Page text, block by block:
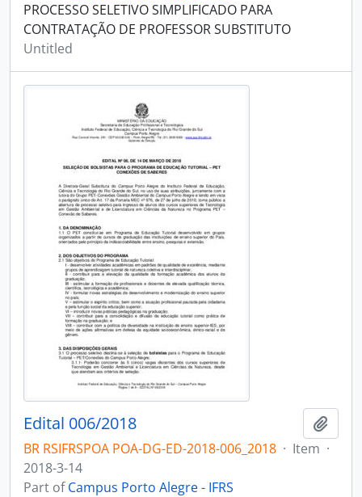
PROCESSO SELETIVO SIMPLIFICADO PARA
CONTRATAÇÃO DE PROFESSOR SUBSTITUTO
Untitled
Edital 006/2018
BR RSIFRSPOA POA-DG-ED-2018-006_2018 · Item ·
2018-3-14
Part ofCampus Porto Alegre - IFRS